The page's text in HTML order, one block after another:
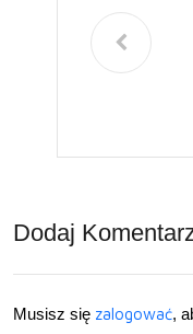
Dodaj
Musisz się zalogować,